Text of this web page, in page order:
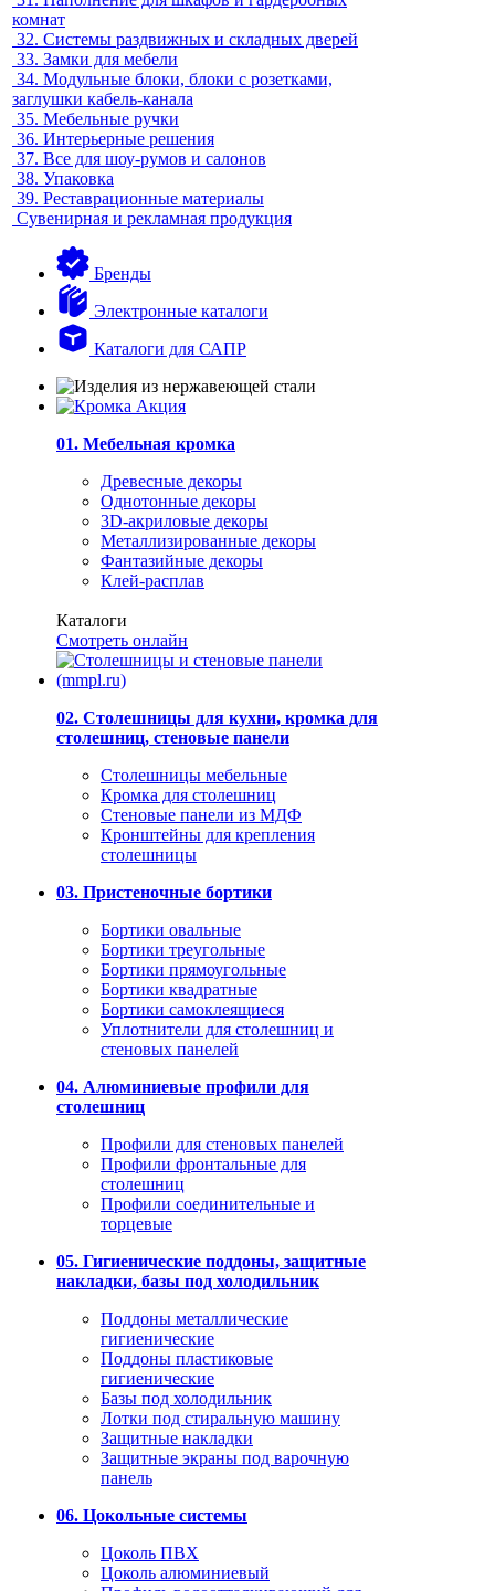
комнат
32. Системы раздвижных и складных дверей
33. Замки для мебели
34. Модульные блоки, блоки с розетками,
заглушки кабель-канала
35. Мебельные ручки
36. Интерьерные решения
37. Все для шоу-румов и салонов
38. Упаковка
39. Реставрационные материалы
Сувенирная и рекламная продукция
Бренды
Электронные каталоги
Каталоги для САПР
01. Мебельная кромка
Древесные декоры
Однотонные декоры
3D-акриловые декоры
Металлизированные декоры
Фантазийные декоры
Клей-расплав
Каталоги
Смотреть онлайн
02. Столешницы для кухни, кромка для
столешниц, стеновые панели
Столешницы мебельные
Кромка для столешниц
Стеновые панели из МДФ
Кронштейны для крепления
столешницы
03. Пристеночные бортики
Бортики овальные
Бортики треугольные
Бортики прямоугольные
Бортики квадратные
Бортики самоклеящиеся
Уплотнители для столешниц и
стеновых панелей
04. Алюминиевые профили для
столешниц
Профили для стеновых панелей
Профили фронтальные для
столешниц
Профили соединительные и
торцевые
05. Гигиенические поддоны, защитные
накладки, базы под холодильник
Поддоны металлические
гигиенические
Поддоны пластиковые
гигиенические
Базы под холодильник
Лотки под стиральную машину
Защитные накладки
Защитные экраны под варочную
панель
06. Цокольные системы
Цоколь ПВХ
Цоколь алюминиевый